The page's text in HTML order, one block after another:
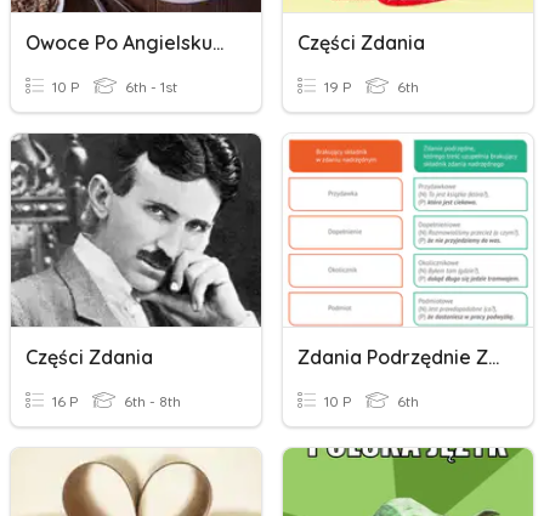
Owoce Po Angielsku- Test Znajomości
10 P 6th - 1st
Części Zdania
19 P 6th
Części Zdania
16 P 6th - 8th
Zdania Podrzędnie Złożone
10 P 6th